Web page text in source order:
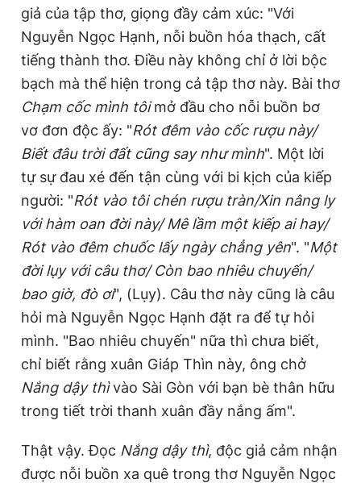
giả của tập thơ, giọng đầy cảm xúc: "Với
Nguyễn Ngọc Hạnh, nỗi buồn hóa thạch, cất
tiếng thành thơ. Điều này không chỉ ở lời bộc
bạch mà thể hiện trong cả tập thơ này. Bài thơ
Chạm cốc mình tôimở đầu cho nỗi buồn bơ
vơ đơn độc ấy: "Rót đêm vào cốc rượu này/
Biết đâu trời đất cũng say như mình". Một lời
tự sự đau xé đến tận cùng với bi kịch của kiếp
người: "Rót vào tôi chén rượu tràn/Xin nâng ly
với hàm oan đời này/ Mê lầm một kiếp ai hay/
Rót vào đêm chuốc lấy ngày chẳng yên". "Một
đời lụy với câu thơ/ Còn bao nhiêu chuyến/
bao giờ, đò ơi", (Lụy). Câu thơ này cũng là câu
hỏi mà Nguyễn Ngọc Hạnh đặt ra để tự hỏi
mình. "Bao nhiêu chuyến" nữa thì chưa biết,
chỉ biết rằng xuân Giáp Thìn này, ông chở
Nắng dậy thìvào Sài Gòn với bạn bè thân hữu
trong tiết trời thanh xuân đầy nắng ấm".
Thật vậy. Đọc Nắng dậy thì, độc giả cảm nhận
được nỗi buồn xa quê trong thơ Nguyễn Ngọc